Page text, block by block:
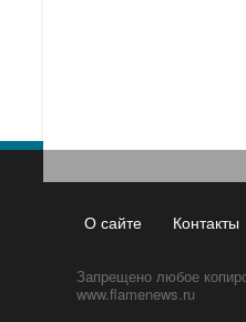
О сайте Контакты
Запрещено любое
www.flamenews.ru